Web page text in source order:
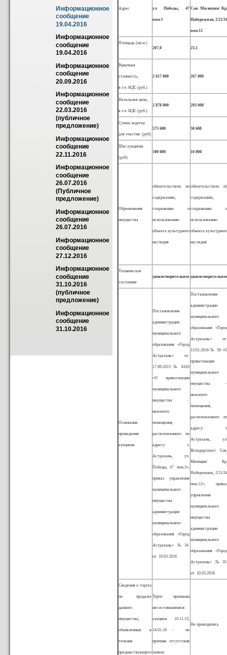
Информационное
сообщение
19.04.2016
Информационное
сообщение
19.04.2016
Информационное
сообщение
20.09.2016
Информационное
сообщение
22.03.2016
(публичное
предложение)
Информационное
сообщение
22.11.2016
Информационное
сообщение
26.07.2016
(Публичное
предложение)
Информационное
сообщение
26.07.2016
Информационное
сообщение
27.12.2016
Информационное
сообщение
31.10.2016
(публичное
предложение)
Информационное
сообщение
31.10.2016
Адрес ул. Победы, 47
пом.3
Сов. Милиции/ Кр.
Набережная, 2/21/34
пом.12
Площадь (кв.м.)
207,0
23,1
Рыночная
стоимость,
в т.ч. НДС (руб.)
2 617 000 267 000
Начальная цена,
в т.ч. НДС (руб.)
2 878 000 293 000
Сумма задатка
для участия (руб)
575 600 58 600
Шаг аукциона
(руб)
100 000 10 000
Обременения
имущества
обязательством по
содержанию,
сохранению и
использованию
объекта культурного
наследия
обязательством по
содержанию,
сохранению и
использованию
объекта культурного
наследия
Техническое
состояние
удовлетворительное удовлетворительное
Основание
проведения
аукциона
Постановление
администрации
муниципального
образования «Город
Астрахань» от
17.09.2015 № 6163
«О приватизации
муниципального
имущества -
нежилого
помещения,
расположенного по
адресу: г.
Астрахань, ул.
Победы, 47 пом.3»;
приказ управления
муниципального
имущества
администрации
муниципального
образования «Город
Астрахань» № 34
от 10.03.2016
Постановление
администрации
муниципального
образования «Город
Астрахань» от
13.01.2016 № 59 «О
приватизации
муниципального
имущества -
нежилого
помещения,
расположенного по
адресу: г.
Астрахань, ул.
Володарского/ Сов.
Милиции/ Кр.
Набережная, 2/21/34
пом.12»; приказ
управления
муниципального
имущества
администрации
муниципального
образования «Город
Астрахань» № 35
от 10.03.2016
Сведения о торгах
по продаже
данного
имущества,
объявленных в
течение
предшествующего
Торги признаны
несостоявшимися:
аукцион 10.11.15,
14.01.16 - по
причине отсутствия
заявок
Не проводились